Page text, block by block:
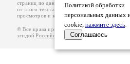
Политикой обработки
персональных данных
cookie, нажмите здесь.
Соглашаюсь
страниц по данным счетчика посещаемости,
от этого текста. В каждой графе указано по
просмотров и количество посетителей.
© Все права принадлежат авторам, 2000-
эгидойРоссийского союза писателей.